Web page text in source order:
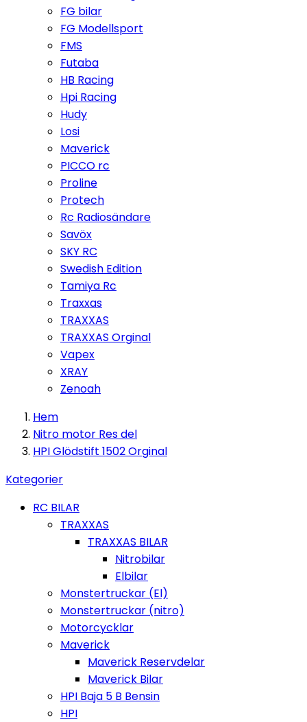
FG bilar
FG Modellsport
FMS
Futaba
HB Racing
Hpi Racing
Hudy
Losi
Maverick
PICCO rc
Proline
Protech
Rc Radiosändare
Savöx
SKY RC
Swedish Edition
Tamiya Rc
Traxxas
TRAXXAS
TRAXXAS Orginal
Vapex
XRAY
Zenoah
Hem
Nitro motor Res del
HPI Glödstift 1502 Orginal
Kategorier
RC BILAR
TRAXXAS
TRAXXAS BILAR
Nitrobilar
Elbilar
Monstertruckar (El)
Monstertruckar (nitro)
Motorcycklar
Maverick
Maverick Reservdelar
Maverick Bilar
HPI Baja 5 B Bensin
HPI